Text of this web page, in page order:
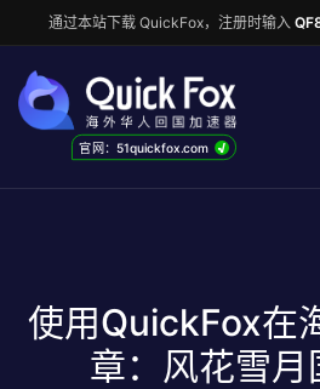
通过本站下载 QuickFox，注册时输入
官网：51quickfox.com √
使用QuickFox在
章：风花雪月